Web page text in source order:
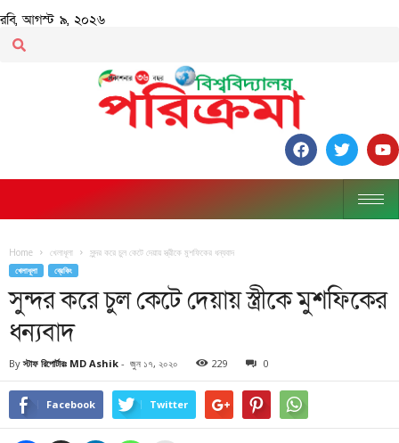
রবি, আগস্ট ৯, ২০২৬
Home খেলাধূলা সুন্দর করে চুল কেটে দেয়ায় স্ত্রীকে মুশফিকের ধন্যবাদ
খেলাধূলা ব্রেকিং
সুন্দর করে চুল কেটে দেয়ায় স্ত্রীকে মুশফিকের
ধন্যবাদ
By স্টাফ রিপোর্টারঃ MD Ashik - জুন ১৭, ২০২০ 229 0
Facebook Twitter